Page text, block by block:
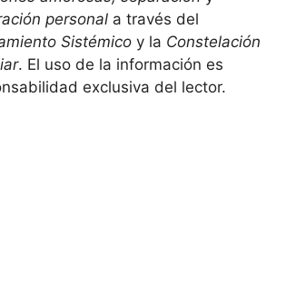
personal a través del
Sistémico y la Constelación
. El uso de la información es
exclusiva del lector.